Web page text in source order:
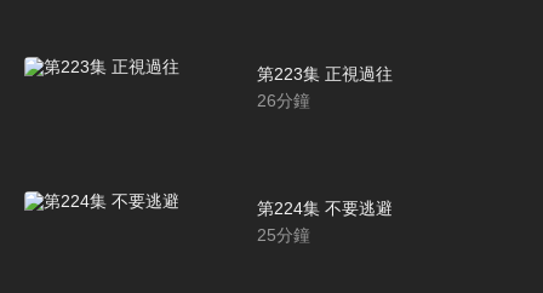
第223集 正視過往
26分鐘
第224集 不要逃避
25分鐘